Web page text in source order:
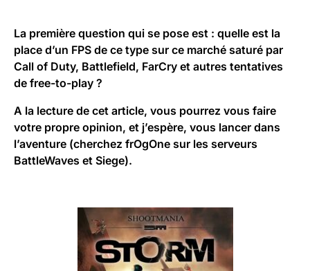
La première question qui se pose est : quelle est la
place d’un FPS de ce type sur ce marché saturé par
Call of Duty, Battlefield, FarCry et autres tentatives
de free-to-play ?
A la lecture de cet article, vous pourrez vous faire
votre propre opinion, et j’espère, vous lancer dans
l’aventure (cherchez frOgOne sur les serveurs
BattleWaves et Siege).